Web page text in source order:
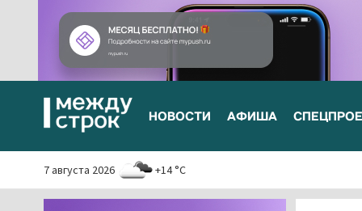
НОВОСТИ АФИША
7 августа 2026 +14 °C